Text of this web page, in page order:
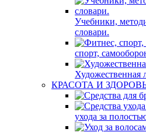
Учебники,
словари.
спорт,
Художественная
КРАСОТА И
ухода за